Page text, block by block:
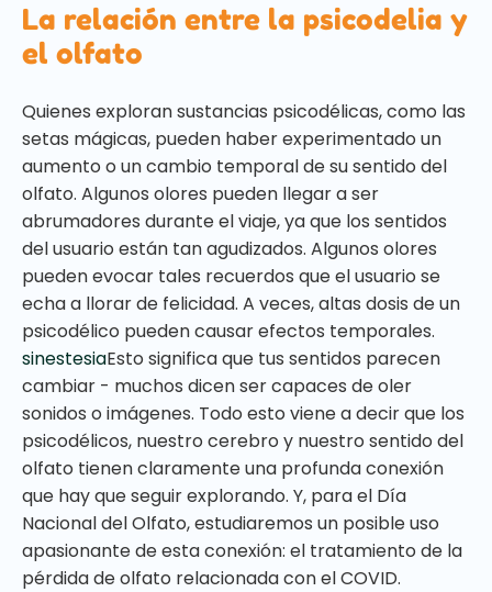
La relación entre la psicodelia y
el olfato
Quienes exploran sustancias psicodélicas, como las
setas mágicas, pueden haber experimentado un
aumento o un cambio temporal de su sentido del
olfato. Algunos olores pueden llegar a ser
abrumadores durante el viaje, ya que los sentidos
del usuario están tan agudizados. Algunos olores
pueden evocar tales recuerdos que el usuario se
echa a llorar de felicidad. A veces, altas dosis de un
psicodélico pueden causar efectos temporales.
sinestesiaEsto significa que tus sentidos parecen
cambiar - muchos dicen ser capaces de oler
sonidos o imágenes. Todo esto viene a decir que los
psicodélicos, nuestro cerebro y nuestro sentido del
olfato tienen claramente una profunda conexión
que hay que seguir explorando. Y, para el Día
Nacional del Olfato, estudiaremos un posible uso
apasionante de esta conexión: el tratamiento de la
pérdida de olfato relacionada con el COVID.